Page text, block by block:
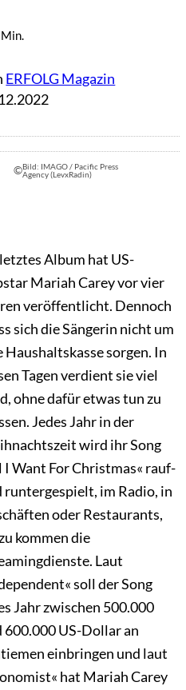
ERFOLG Magazin
©Bild: IMAGO / Pacific Press
Agency (LevxRadin)
Album hat US-
Mariah Carey vor vier
veröffentlicht. Dennoch
sich die Sängerin nicht um
Haushaltskasse sorgen. In
Tagen verdient sie viel
ohne dafür etwas tun zu
Jedes Jahr in der
wird ihr Song
I Want For Christmas« rauf-
runtergespielt, im Radio, in
oder Restaurants,
kommen die
Laut
soll der Song
Jahr zwischen 500.000
600.000 US-Dollar an
einbringen und laut
hat Mariah Carey